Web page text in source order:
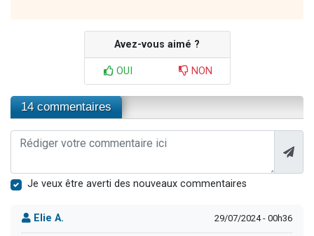
Avez-vous aimé ?
OUI NON
14 commentaires
Je veux être averti des nouveaux commentaires
Elie A. 29/07/2024 - 00h36